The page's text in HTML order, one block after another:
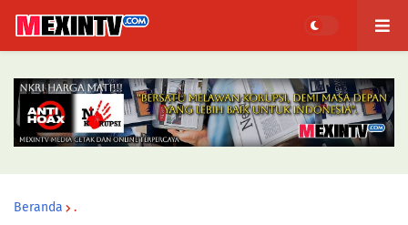
Beranda .